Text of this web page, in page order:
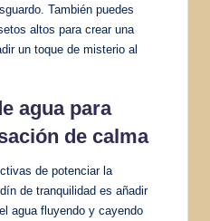
También puedes
altos para crear una
un toque de misterio al
agua para
de calma
de potenciar la
de tranquilidad es añadir
agua fluyendo y cayendo